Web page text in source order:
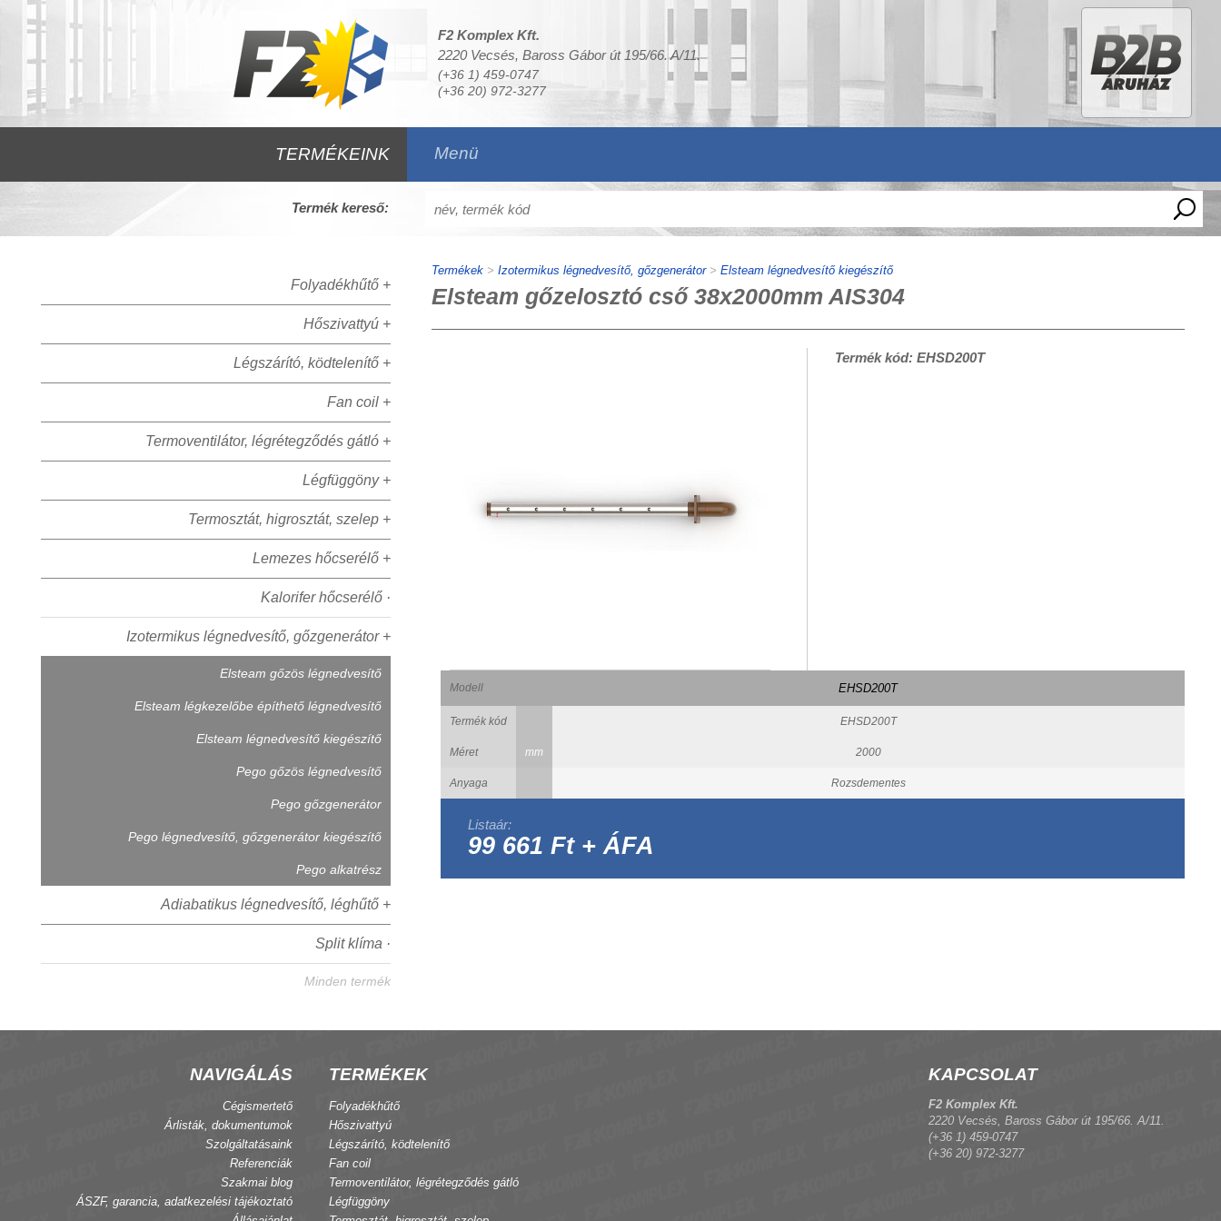
F2 Komplex Kft.
2220 Vecsés, Baross Gábor út 195/66. A/11.
(+36 1) 459-0747
(+36 20) 972-3277
TERMÉKEINK Menü
Termék kereső:
Folyadékhűtő +
Hőszivattyú +
Légszárító, ködtelenítő +
Fan coil +
Termoventilátor, légrétegződés gátló +
Légfüggöny +
Termosztát, higrosztát, szelep +
Lemezes hőcserélő +
Kalorifer hőcserélő ·
Izotermikus légnedvesítő, gőzgenerátor +
Elsteam gőzös légnedvesítő
Elsteam légkezelőbe építhető légnedvesítő
Elsteam légnedvesítő kiegészítő
Pego gőzös légnedvesítő
Pego gőzgenerátor
Pego légnedvesítő, gőzgenerátor kiegészítő
Pego alkatrész
Adiabatikus légnedvesítő, léghűtő +
Split klíma ·
Minden termék
Termékek> Izotermikus légnedvesítő, gőzgenerátor> Elsteam légnedvesítő kiegészítő
Elsteam gőzelosztó cső 38x2000mm AIS304
Termék kód: EHSD200T
Modell EHSD200T
Termék kód EHSD200T
Méret mm 2000
Anyaga Rozsdementes
Listaár:
99 661 Ft + ÁFA
NAVIGÁLÁS
Cégismertető
Árlisták, dokumentumok
Szolgáltatásaink
Referenciák
Szakmai blog
ÁSZF, garancia, adatkezelési tájékoztató
TERMÉKEK
Folyadékhűtő
Hőszivattyú
Légszárító, ködtelenítő
Fan coil
Termoventilátor, légrétegződés gátló
Légfüggöny
KAPCSOLAT
F2 Komplex Kft.
2220 Vecsés, Baross Gábor út 195/66. A/11.
(+36 1) 459-0747
(+36 20) 972-3277